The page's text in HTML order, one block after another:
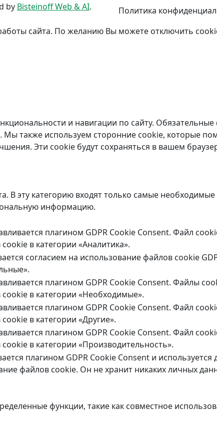
Политика
by Bisteinoff Web & AI.
сайта. По желанию Вы можете отключить
и навигации по сайту.
Мы также используем сторонние cookie, которые
Эти cookie будут сохраняться в вашем
В эту категорию входят только самые
информацию.
плагином GDPR Cookie Consent. Файл
в категории «Аналитика».
согласием на использование файлов cookie
плагином GDPR Cookie Consent. Файлы
в категории «Необходимые».
плагином GDPR Cookie Consent. Файл
в категории «Другие».
плагином GDPR Cookie Consent. Файл
в категории «Производительность».
плагином GDPR Cookie Consent и
файлов cookie. Он не хранит никаких личных
функции, такие как совместное